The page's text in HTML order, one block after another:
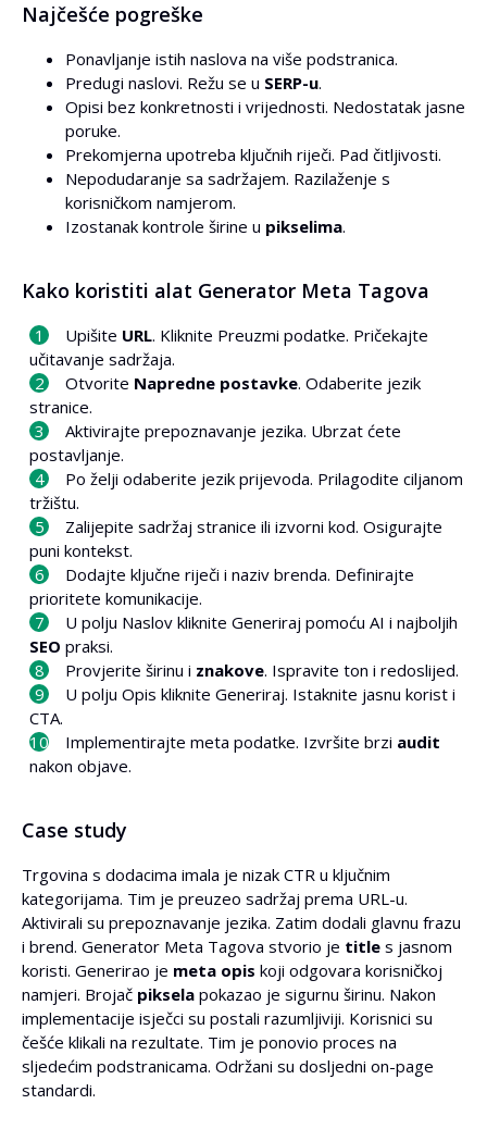
Najčešće pogreške
Ponavljanje istih naslova na više podstranica.
Predugi naslovi. Režu se u SERP-u.
Opisi bez konkretnosti i vrijednosti. Nedostatak jasne
poruke.
Prekomjerna upotreba ključnih riječi. Pad čitljivosti.
Nepodudaranje sa sadržajem. Razilaženje s
korisničkom namjerom.
Izostanak kontrole širine u pikselima.
Kako koristiti alat Generator Meta Tagova
Upišite URL. Kliknite Preuzmi podatke. Pričekajte
učitavanje sadržaja.
Otvorite Napredne postavke. Odaberite jezik
stranice.
Aktivirajte prepoznavanje jezika. Ubrzat ćete
postavljanje.
Po želji odaberite jezik prijevoda. Prilagodite ciljanom
tržištu.
Zalijepite sadržaj stranice ili izvorni kod. Osigurajte
puni kontekst.
Dodajte ključne riječi i naziv brenda. Definirajte
prioritete komunikacije.
U polju Naslov kliknite Generiraj pomoću AI i najboljih
SEO praksi.
Provjerite širinu i znakove. Ispravite ton i redoslijed.
U polju Opis kliknite Generiraj. Istaknite jasnu korist i
CTA.
Implementirajte meta podatke. Izvršite brzi audit
nakon objave.
Case study
Trgovina s dodacima imala je nizak CTR u ključnim
kategorijama. Tim je preuzeo sadržaj prema URL-u.
Aktivirali su prepoznavanje jezika. Zatim dodali glavnu frazu
i brend. Generator Meta Tagova stvorio je title s jasnom
koristi. Generirao je meta opis koji odgovara korisničkoj
namjeri. Brojač piksela pokazao je sigurnu širinu. Nakon
implementacije isječci su postali razumljiviji. Korisnici su
češće klikali na rezultate. Tim je ponovio proces na
sljedećim podstranicama. Održani su dosljedni on-page
standardi.